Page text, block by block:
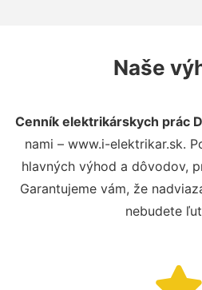
Naše
Cenník elektrikárskych prác
nami – www.i-elektrikar.sk.
hlavných výhod a dôvodov,
Garantujeme vám, že
nebudete